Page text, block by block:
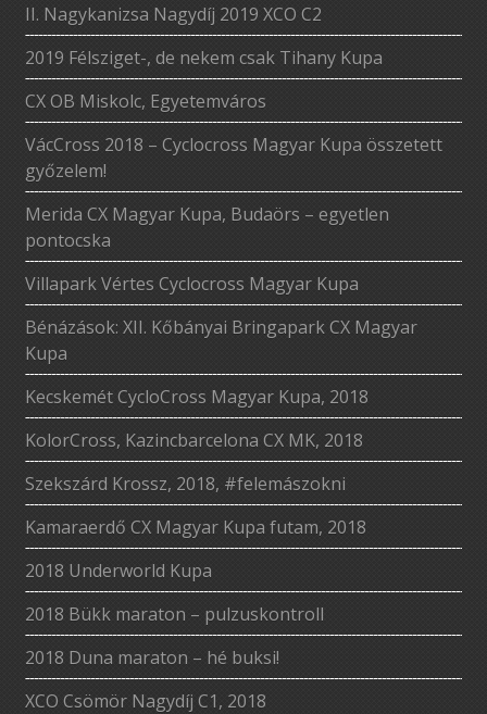
II. Nagykanizsa Nagydíj 2019 XCO C2
2019 Félsziget-, de nekem csak Tihany Kupa
CX OB Miskolc, Egyetemváros
VácCross 2018 – Cyclocross Magyar Kupa összetett
győzelem!
Merida CX Magyar Kupa, Budaörs – egyetlen
pontocska
Villapark Vértes Cyclocross Magyar Kupa
Bénázások: XII. Kőbányai Bringapark CX Magyar
Kupa
Kecskemét CycloCross Magyar Kupa, 2018
KolorCross, Kazincbarcelona CX MK, 2018
Szekszárd Krossz, 2018, #felemászokni
Kamaraerdő CX Magyar Kupa futam, 2018
2018 Underworld Kupa
2018 Bükk maraton – pulzuskontroll
2018 Duna maraton – hé buksi!
XCO Csömör Nagydíj C1, 2018